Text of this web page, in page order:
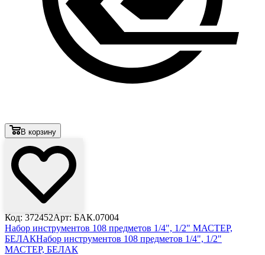
В корзину
Код: 372452Арт: БАК.07004
Набор инструментов 108 предметов 1/4", 1/2" МАСТЕР,
БЕЛАКНабор инструментов 108 предметов 1/4", 1/2"
МАСТЕР, БЕЛАК